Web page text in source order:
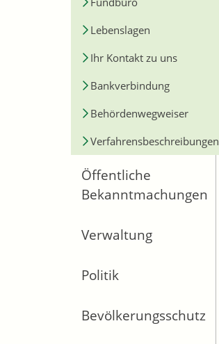
Lebenslagen
Ihr Kontakt zu uns
Bankverbindung
Behördenwegweiser
Verfahrensbeschreibungen
Öffentliche
Bekanntmachungen
Verwaltung
Politik
Bevölkerungsschutz